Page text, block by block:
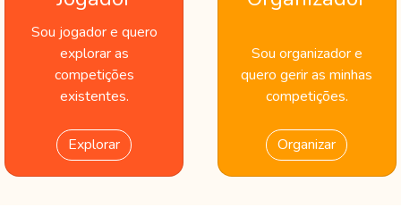
Sou jogador e quero
explorar as
competições
existentes.
Explorar
Sou organizador e
quero gerir as minhas
competições.
Organizar